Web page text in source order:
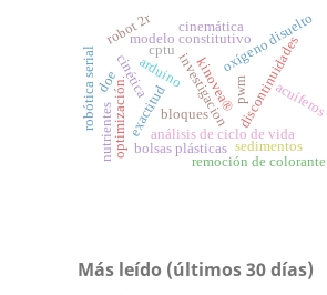
investigacion
arduino
análisis de ciclo de vida
discontinuidades
cptu
modelo constitutivo
exactitud
oxígeno disuelto
sedimentos
kinovea®
cinemática
cinética
bolsas plásticas
remoción de colorante
acuíferos
optimización. bloques
doe
nutrientes
robótica serial
robot 2r
pwm
Más leído (últimos 30 días)